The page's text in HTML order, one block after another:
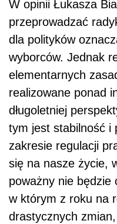
W opinii Łukasza
przeprowadzać
dla polityków
wyborców. Jednak
elementarnych
realizowane ponad
długoletniej
tym jest stabilność i
zakresie regulacji
się na nasze życie,
poważny nie będzie
w którym z roku na
drastycznych